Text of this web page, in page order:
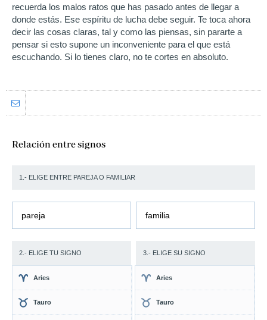
recuerda los malos ratos que has pasado antes de llegar a
donde estás. Ese espíritu de lucha debe seguir. Te toca ahora
decir las cosas claras, tal y como las piensas, sin pararte a
pensar si esto supone un inconveniente para el que está
escuchando. Si lo tienes claro, no te cortes en absoluto.
Relación entre signos
1.- ELIGE ENTRE PAREJA O FAMILIAR
pareja familia
2.- ELIGE TU SIGNO 3.- ELIGE SU SIGNO
Aries
Tauro
Aries
Tauro